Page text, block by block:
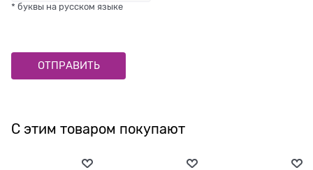
* буквы на русском языке
С этим товаром покупают